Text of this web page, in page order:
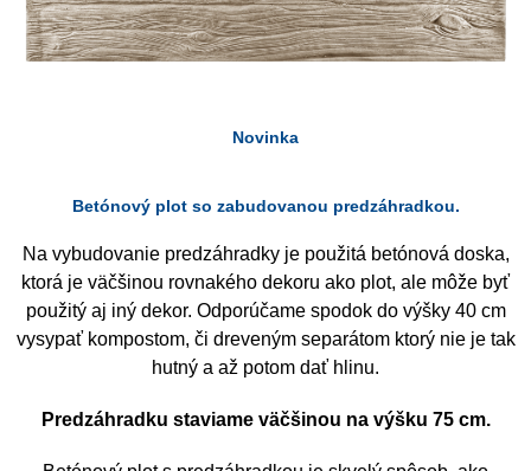
Novinka
Betónový plot so zabudovanou predzáhradkou.
Na vybudovanie predzáhradky je použitá betónová doska,
ktorá je väčšinou rovnakého dekoru ako plot, ale môže byť
použitý aj iný dekor. Odporúčame spodok do výšky 40 cm
vysypať kompostom, či dreveným separátom ktorý nie je tak
hutný a až potom dať hlinu.
Predzáhradku staviame väčšinou na výšku 75 cm.